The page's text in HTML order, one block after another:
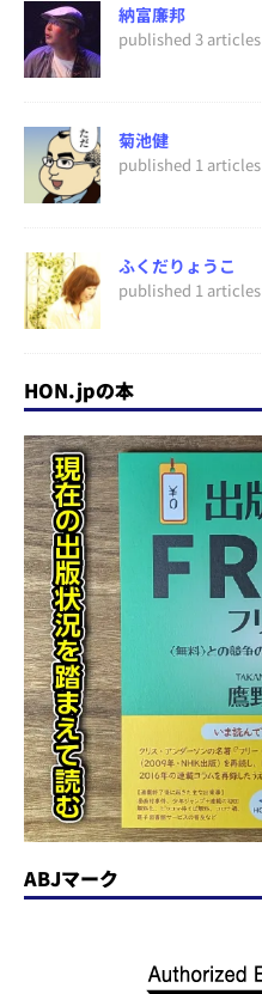
納富廉邦
published 3 articles
菊池健
published 1 articles
ふくだりょうこ
published 1 articles
HON.jpの本
ABJマーク